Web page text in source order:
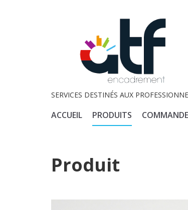
SERVICES DESTINÉS AUX
ACCUEIL PRODUITS
Produit